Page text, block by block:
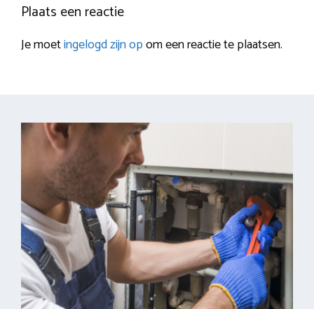
Plaats een reactie
Je moetingelogd zijn opom een reactie te plaatsen.